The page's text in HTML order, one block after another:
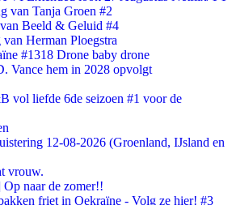
van Tanja Groen #2
Beeld & Geluid #4
Herman Ploegstra
#1318 Drone baby drone
Vance hem in 2028 opvolgt
vol liefde 6de seizoen #1 voor de
12-08-2026 (Groenland, IJsland en
vrouw.
naar de zomer!!
friet in Oekraïne - Volg ze hier! #3